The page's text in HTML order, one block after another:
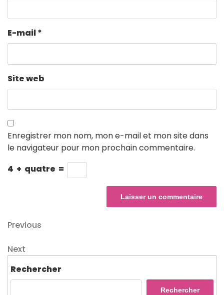
E-mail*
Site web
Enregistrer mon nom, mon e-mail et mon site dans
le navigateur pour mon prochain commentaire.
4 + quatre =
Navigation
de
l’article
Previous
Previous
Next
Next
Rechercher
Rechercher